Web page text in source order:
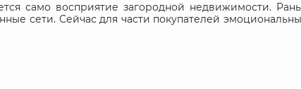
само восприятие загородной недвижимости.
сети. Сейчас для части покупателей